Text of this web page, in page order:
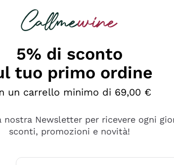
Esplora il catalogo
5% di sconto
tuo primo ordine
un carrello minimo di 69,00 €
nostra Newsletter per ricevere ogni
sconti, promozioni e novità!